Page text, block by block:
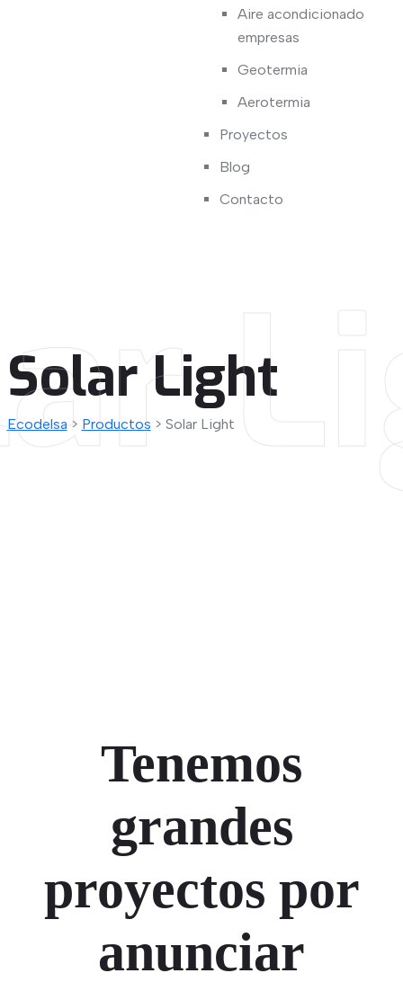
Aire acondicionado
empresas
Geotermia
Aerotermia
Proyectos
Blog
Contacto
Solar Light
Ecodelsa> Productos > Solar Light
Tenemos
grandes
proyectos por
anunciar